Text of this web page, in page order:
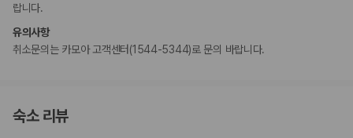
등록된 고객만 객실에 허용됩니다.
이용 상황에 따라 객실 연결이 가능하며, 예약 확인 메일에 나와 있는 번호
로 숙박 시설에 직접 연락하여 요청하실 수 있습니다.
이 숙박 시설은 장애인 안내 동물을 비롯한 모든 반려동물의 출입을 금지하
지불 요금
랍니다.
유의사항
취소문의는 카모아 고객센터(1544-5344)로 문의 바랍니다.
숙소 리뷰